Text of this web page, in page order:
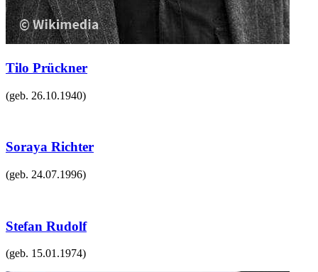
Tilo Prückner
(geb. 26.10.1940)
Soraya Richter
(geb. 24.07.1996)
Stefan Rudolf
(geb. 15.01.1974)